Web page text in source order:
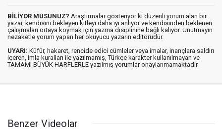
BİLİYOR MUSUNUZ? Araştırmalar gösteriyor ki düzenli yorum alan bir
yazar, kendisini bekleyen kitleyi daha iyi anlıyor ve kendisinden beklenen
çalışmaları ortaya koymak için yazma disiplinine bağlı kalıyor. Unutmayın
nezaketle yorum yapan her okuyucu yazarın editörüdür.
UYARI: Küfür, hakaret, rencide edici cümleler veya imalar, inançlara saldırı
içeren, imla kuralları ile yazılmamış, Türkçe karakter kullanılmayan ve
TAMAMI BÜYÜK HARFLERLE yazılmış yorumlar onaylanmamaktadır.
Benzer Videolar